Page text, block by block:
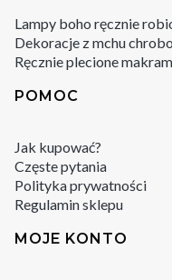
Lampy boho ręcznie
Dekoracje z mchu
Ręcznie plecione
POMOC
Jak kupować?
Częste pytania
Polityka prywatności
Regulamin sklepu
MOJE KONTO